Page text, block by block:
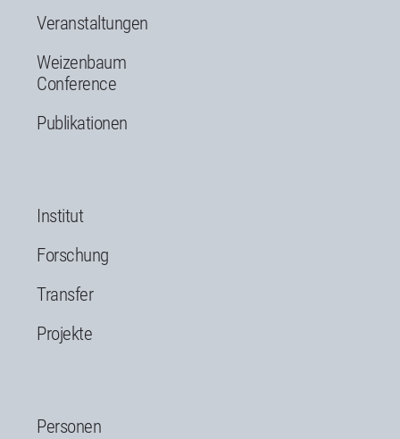
Veranstaltungen
Weizenbaum
Conference
Publikationen
Institut
Forschung
Transfer
Projekte
Personen